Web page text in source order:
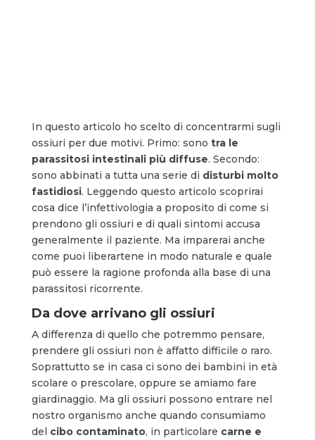
In questo articolo ho scelto di concentrarmi sugli
ossiuri per due motivi. Primo: sono tra le
parassitosi intestinali più diffuse. Secondo:
sono abbinati a tutta una serie di disturbi molto
fastidiosi. Leggendo questo articolo scoprirai
cosa dice l’infettivologia a proposito di come si
prendono gli ossiuri e di quali sintomi accusa
generalmente il paziente. Ma imparerai anche
come puoi liberartene in modo naturale e quale
può essere la ragione profonda alla base di una
parassitosi ricorrente.
Da dove arrivano gli ossiuri
A differenza di quello che potremmo pensare,
prendere gli ossiuri non è affatto difficile o raro.
Soprattutto se in casa ci sono dei bambini in età
scolare o prescolare, oppure se amiamo fare
giardinaggio. Ma gli ossiuri possono entrare nel
nostro organismo anche quando consumiamo
del cibo contaminato, in particolare carne e